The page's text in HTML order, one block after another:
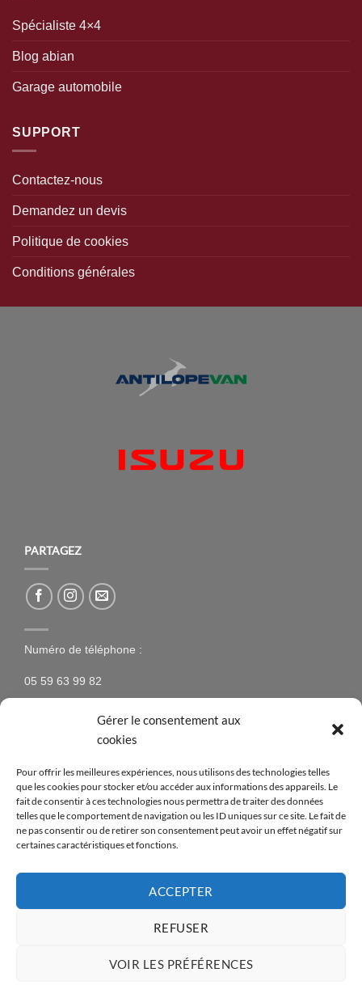
Gérer le consentement aux
cookies
Pour offrir les meilleures expériences, nous utilisons des technologies telles
que les cookies pour stocker et/ou accéder aux informations des appareils. Le
fait de consentir à ces technologies nous permettra de traiter des données
telles que le comportement de navigation ou les ID uniques sur ce site. Le fait de
ne pas consentir ou de retirer son consentement peut avoir un effet négatif sur
certaines caractéristiques et fonctions.
ACCEPTER
REFUSER
VOIR LES PRÉFÉRENCES
options
être
sur
du
Spécialiste 4×4
Blog abian
Garage automobile
SUPPORT
Contactez-nous
Demandez un devis
Politique de cookies
Conditions générales
PARTAGEZ
Numéro de téléphone :
05 59 63 99 82
N’hésitez pas à vous inscrire à la newsletter pour être
tenus au courant des nouveaux produits proposés sur
le site ainsi que des offres spéciales !
[mc4wp_form id=14376]
MasterCard
Express